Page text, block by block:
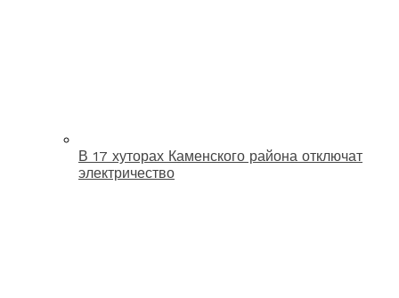
В 17 хуторах Каменского района отключат
электричество